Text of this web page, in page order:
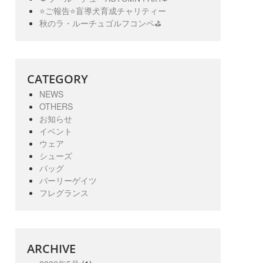
⭐️ご報告⭐️盲導犬育成チャリティー
秋のラ・ルーチュゴルフコンペ⛳️
CATEGORY
NEWS
OTHERS
お知らせ
イベント
ウェア
シューズ
バッグ
パーリーゲイツ
フレグランス
ARCHIVE